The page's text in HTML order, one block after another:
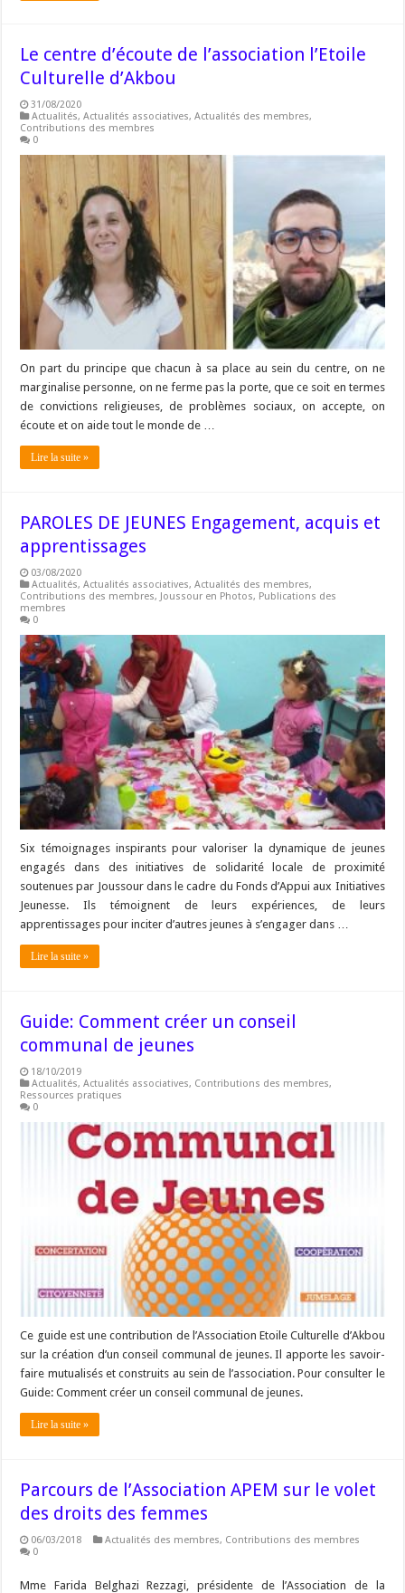
Le centre d’écoute de l’association l’Etoile
Culturelle d’Akbou
31/08/2020
Actualités,Actualités associatives,Actualités des membres,
Contributions des membres
0
On part du principe que chacun à sa place au sein du centre, on ne
marginalise personne, on ne ferme pas la porte, que ce soit en termes
de convictions religieuses, de problèmes sociaux, on accepte, on
écoute et on aide tout le monde de …
Lire la suite »
PAROLES DE JEUNES Engagement, acquis et
apprentissages
03/08/2020
Actualités,Actualités associatives,Actualités des membres,
Contributions des membres, Joussour en Photos, Publications des
membres
0
Six témoignages inspirants pour valoriser la dynamique de jeunes
engagés dans des initiatives de solidarité locale de proximité
soutenues par Joussour dans le cadre du Fonds d’Appui aux Initiatives
Jeunesse. Ils témoignent de leurs expériences, de leurs
apprentissages pour inciter d’autres jeunes à s’engager dans …
Lire la suite »
Guide: Comment créer un conseil
communal de jeunes
18/10/2019
Actualités,Actualités associatives, Contributions des membres,
Ressources pratiques
0
Ce guide est une contribution de l’Association Etoile Culturelle d’Akbou
sur la création d’un conseil communal de jeunes. Il apporte les savoir-
faire mutualisés et construits au sein de l’association. Pour consulter le
Guide: Comment créer un conseil communal de jeunes.
Lire la suite »
Parcours de l’Association APEM sur le volet
des droits des femmes
06/03/2018 Actualités des membres, Contributions des membres
0
Mme Farida Belghazi Rezzagi, présidente de l’Association de la